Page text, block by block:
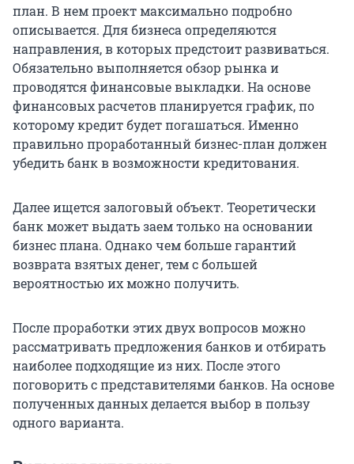
план. В нем проект максимально подробно
описывается. Для бизнеса определяются
направления, в которых предстоит развиваться.
Обязательно выполняется обзор рынка и
проводятся финансовые выкладки. На основе
финансовых расчетов планируется график, по
которому кредит будет погашаться. Именно
правильно проработанный бизнес-план должен
убедить банк в возможности кредитования.
Далее ищется залоговый объект. Теоретически
банк может выдать заем только на основании
бизнес плана. Однако чем больше гарантий
возврата взятых денег, тем с большей
вероятностью их можно получить.
После проработки этих двух вопросов можно
рассматривать предложения банков и отбирать
наиболее подходящие из них. После этого
поговорить с представителями банков. На основе
полученных данных делается выбор в пользу
одного варианта.